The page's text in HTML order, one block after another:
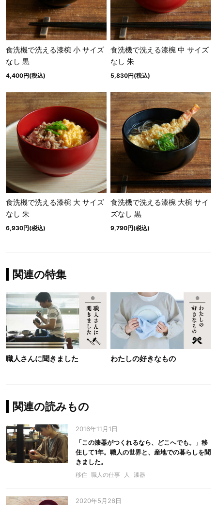
食洗機で洗える漆椀 小 サイズ
なし 黒
4,400円(税込)
食洗機で洗える漆椀 中 サイズ
なし 朱
5,830円(税込)
食洗機で洗える漆椀 大 サイズ
なし 朱
6,930円(税込)
食洗機で洗える漆椀 大椀 サイ
ズなし 黒
9,790円(税込)
関連の特集
職人さんに聞きました わたしの好きなもの
関連の読みもの
2016年11月1日
「この漆器がつくれるなら、どこへでも。」移
住して1年。職人の世界と、産地での暮らしを聞
きました。
移住 職人の仕事 人 漆器
2020年5月26日